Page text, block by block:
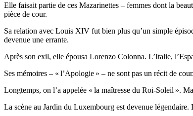
Elle faisait partie de ces Mazarinettes – femmes dont la
pièce de cour.
Sa relation avec Louis XIV fut bien plus qu’un simple
devenue une errante.
Après son exil, elle épousa Lorenzo Colonna. L’Italie,
Ses mémoires – « l’Apologie » – ne sont pas un récit de
Longtemps, on l’a appelée « la maîtresse du Roi-Soleil ».
La scène au Jardin du Luxembourg est devenue